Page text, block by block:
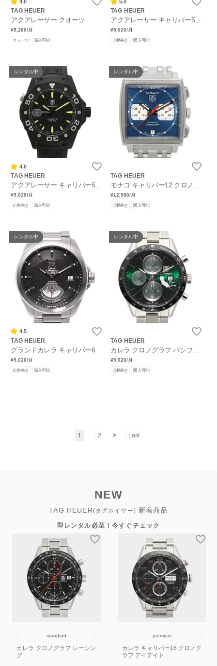
4.0
TAG HEUER
アクアレーサー クオーツ
¥5,280/月
クォーツ 購入可能
5.0
TAG HEUER
アクアレーサー キャリバー5
デイト
¥9,020/月
自動巻き 購入可能
レンタル中
4.0
TAG HEUER
アクアレーサー キャリバー5
デイト
¥9,020/月
自動巻き 購入可能
レンタル中
TAG HEUER
モナコ キャリバー12 クロノグ
ラフ スティーブマックィーン
¥12,980/月
自動巻き 購入可能
レンタル中
4.5
TAG HEUER
グランドカレラ キャリバー6
¥9,020/月
自動巻き 購入可能
レンタル中
TAG HEUER
カレラ クロノグラフ パシフィ
ックコーストハイウェイ
¥9,020/月
自動巻き 購入可能
1 2 Last
NEW
TAG HEUER(タグホイヤー) 新着商品
即レンタル必至！今すぐチェック
standard
カレラ クロノグラフ レーシン
グ
premium
カレラ キャリバー16 クロノグ
ラフ デイデイト